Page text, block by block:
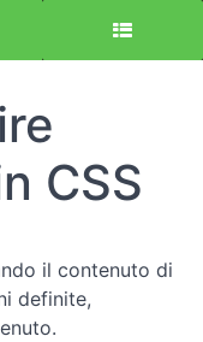
codice: corso
CSS
il contenuto di
definite,